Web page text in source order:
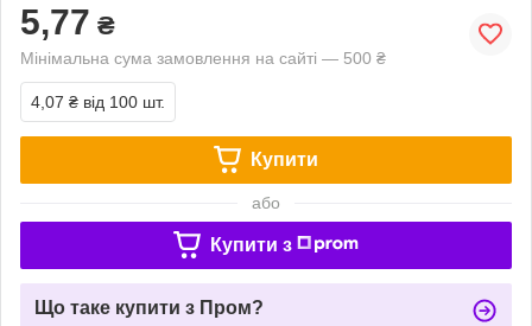
5,77 ₴
Мінімальна сума замовлення на сайті — 500 ₴
4,07 ₴ від 100 шт.
Купити
або
Купити з
Що таке купити з Пром?